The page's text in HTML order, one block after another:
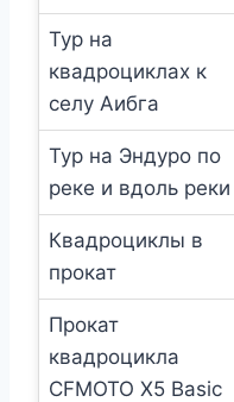
Тур на
квадроциклах к
селу Аибга
Тур на Эндуро по
реке и вдоль реки
Квадроциклы в
прокат
Прокат
квадроцикла
CFMOTO X5 Basic